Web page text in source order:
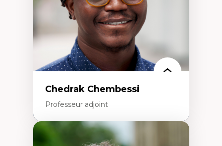
savoirs
Chedrak Chembessi
Professeur adjoint